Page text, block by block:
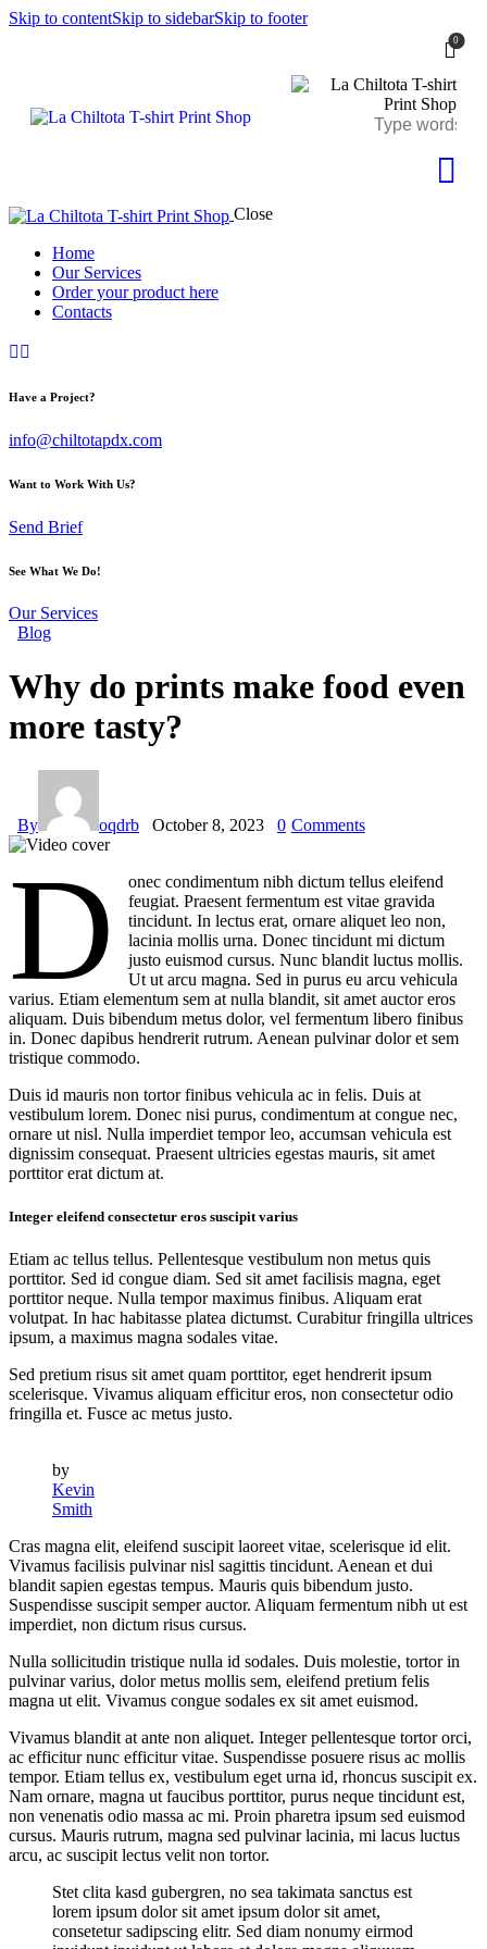
Skip to contentSkip to sidebarSkip to footer
0
Close
Home
Our Services
Order your product here
Contacts
Have a Project?
info@chiltotapdx.com
Want to Work With Us?
Send Brief
See What We Do!
Our Services
Blog
Why do prints make food even
more tasty?
By oqdrb October 8, 2023 0 Comments
D
onec condimentum nibh dictum tellus eleifend
feugiat. Praesent fermentum est vitae gravida
tincidunt. In lectus erat, ornare aliquet leo non,
lacinia mollis urna. Donec tincidunt mi dictum
justo euismod cursus. Nunc blandit luctus mollis.
Ut ut arcu magna. Sed in purus eu arcu vehicula
varius. Etiam elementum sem at nulla blandit, sit amet auctor eros
aliquam. Duis bibendum metus dolor, vel fermentum libero finibus
in. Donec dapibus hendrerit rutrum. Aenean pulvinar dolor et sem
tristique commodo.
Duis id mauris non tortor finibus vehicula ac in felis. Duis at
vestibulum lorem. Donec nisi purus, condimentum at congue nec,
ornare ut nisl. Nulla imperdiet tempor leo, accumsan vehicula est
dignissim consequat. Praesent ultricies egestas mauris, sit amet
porttitor erat dictum at.
Integer eleifend consectetur eros suscipit varius
Etiam ac tellus tellus. Pellentesque vestibulum non metus quis
porttitor. Sed id congue diam. Sed sit amet facilisis magna, eget
porttitor neque. Nulla tempor maximus finibus. Aliquam erat
volutpat. In hac habitasse platea dictumst. Curabitur fringilla ultrices
ipsum, a maximus magna sodales vitae.
Sed pretium risus sit amet quam porttitor, eget hendrerit ipsum
scelerisque. Vivamus aliquam efficitur eros, non consectetur odio
fringilla et. Fusce ac metus justo.
by
Kevin
Smith
Cras magna elit, eleifend suscipit laoreet vitae, scelerisque id elit.
Vivamus facilisis pulvinar nisl sagittis tincidunt. Aenean et dui
blandit sapien egestas tempus. Mauris quis bibendum justo.
Suspendisse suscipit semper auctor. Aliquam fermentum nibh ut est
imperdiet, non dictum risus cursus.
Nulla sollicitudin tristique nulla id sodales. Duis molestie, tortor in
pulvinar varius, dolor metus mollis sem, eleifend pretium felis
magna ut elit. Vivamus congue sodales ex sit amet euismod.
Vivamus blandit at ante non aliquet. Integer pellentesque tortor orci,
ac efficitur nunc efficitur vitae. Suspendisse posuere risus ac mollis
tempor. Etiam tellus ex, vestibulum eget urna id, rhoncus suscipit ex.
Nam ornare, magna ut faucibus porttitor, purus neque tincidunt est,
non venenatis odio massa ac mi. Proin pharetra ipsum sed euismod
cursus. Mauris rutrum, magna sed pulvinar lacinia, mi lacus luctus
arcu, ac suscipit lectus velit non tortor.
Stet clita kasd gubergren, no sea takimata sanctus est
lorem ipsum dolor sit amet ipsum dolor sit amet,
consetetur sadipscing elitr. Sed diam nonumy eirmod